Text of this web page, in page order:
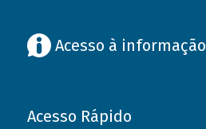
Acesso à informação
Acesso Rápido